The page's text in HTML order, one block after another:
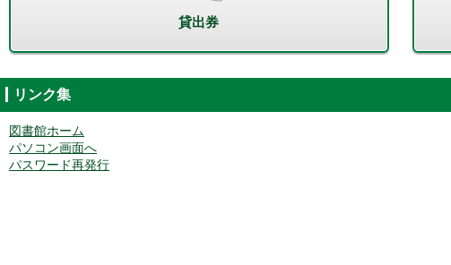
貸出券
リンク集
図書館ホーム
パソコン画面へ
パスワード再発行